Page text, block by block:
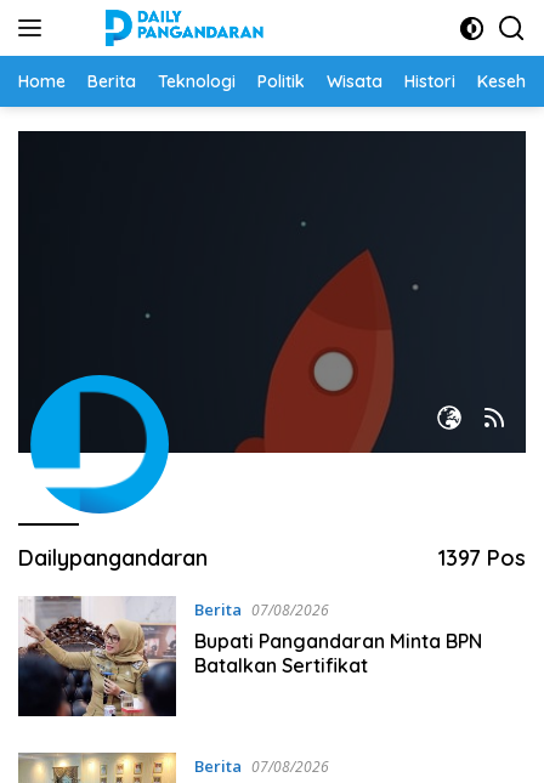
Home Berita Teknologi Politik Wisata Histori
Dailypangandaran 1397 Pos
Berita 07/08/2026
Bupati Pangandaran Minta BPN
Batalkan Sertifikat
Berita 07/08/2026